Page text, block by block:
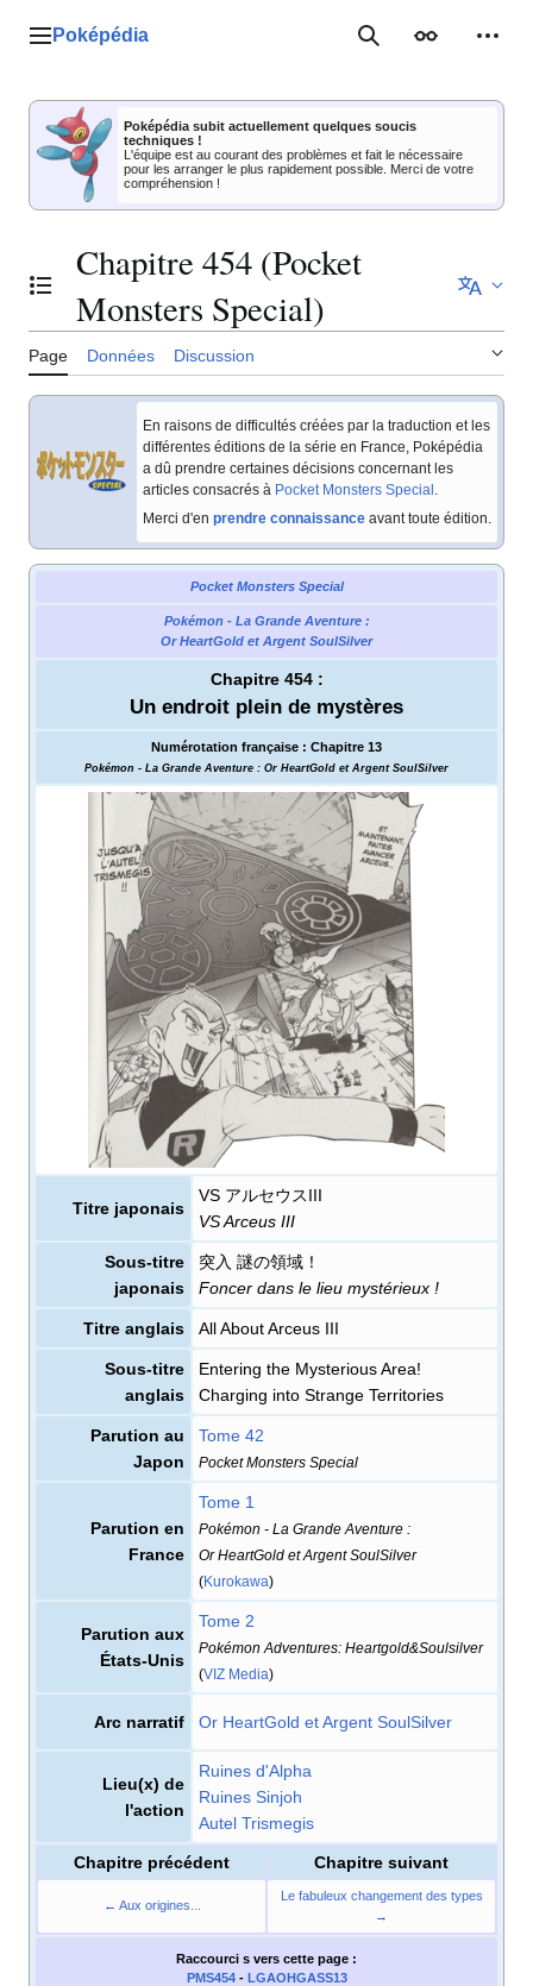
Menu principal
Poképédia RechercherApparence
Poképédia subit actuellement quelques soucis
techniques !
L'équipe est au courant des problèmes et fait le nécessaire
pour les arranger le plus rapidement possible. Merci de votre
compréhension !
Basculer la table des matières
Chapitre 454 (Pocket
Monsters Special)
Page Données Discussion
En raisons de difficultés créées par la traduction et les
différentes éditions de la série en France, Poképédia
a dû prendre certaines décisions concernant les
articles consacrés à Pocket Monsters Special.
Merci d'en prendre connaissance avant toute édition.
Pocket Monsters Special
Pokémon - La Grande Aventure :
Or HeartGold et Argent SoulSilver
Chapitre 454 :
Un endroit plein de mystères
Numérotation française : Chapitre 13
Pokémon - La Grande Aventure : Or HeartGold et Argent SoulSilver
Titre japonais
VS アルセウスIII
VS Arceus III
Sous-titre
japonais
突入 謎の領域！
Foncer dans le lieu mystérieux !
Titre anglais All About Arceus III
Sous-titre
anglais
Entering the Mysterious Area!
Charging into Strange Territories
Parution au
Japon
Tome 42
Pocket Monsters Special
Parution en
France
Tome 1
Pokémon - La Grande Aventure :
Or HeartGold et Argent SoulSilver
(Kurokawa)
Parution aux
États-Unis
Tome 2
Pokémon Adventures: Heartgold&Soulsilver
(VIZ Media)
Arc narratif Or HeartGold et Argent SoulSilver
Lieu(x) de
l'action
Ruines d'Alpha
Ruines Sinjoh
Autel Trismegis
Chapitre précédent Chapitre suivant
← Aux origines...
Le fabuleux changement des types
→
Raccourci s vers cette page :
PMS454- LGAOHGASS13